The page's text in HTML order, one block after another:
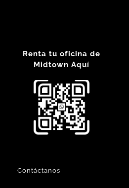
Renta tu oficina de
Midtown Aquí
Contáctanos